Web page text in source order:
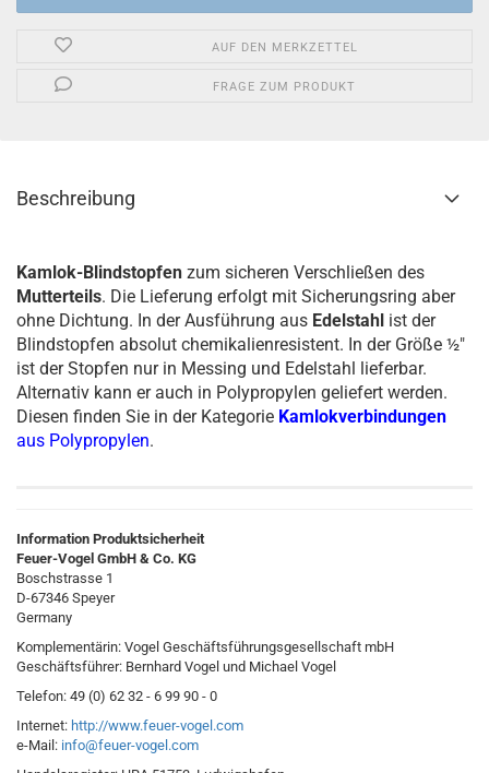
AUF DEN MERKZETTEL
FRAGE ZUM PRODUKT
Beschreibung
Kamlok-Blindstopfen zum sicheren Verschließen des
Mutterteils. Die Lieferung erfolgt mit Sicherungsring aber
ohne Dichtung. In der Ausführung aus Edelstahl ist der
Blindstopfen absolut chemikalienresistent. In der Größe ½"
ist der Stopfen nur in Messing und Edelstahl lieferbar.
Alternativ kann er auch in Polypropylen geliefert werden.
Diesen finden Sie in der Kategorie Kamlokverbindungen
aus Polypropylen.
Information Produktsicherheit
Feuer-Vogel GmbH & Co. KG
Boschstrasse 1
D-67346 Speyer
Germany
Komplementärin: Vogel Geschäftsführungsgesellschaft mbH
Geschäftsführer: Bernhard Vogel und Michael Vogel
Telefon: 49 (0) 62 32 - 6 99 90 - 0
Internet: http://www.feuer-vogel.com
e-Mail: info@feuer-vogel.com